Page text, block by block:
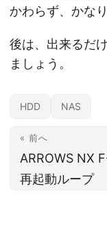
かわらず、かな
後は、出来るだ
ましょう。
HDD NAS
« 前へ
ARROWS NX
再起動ループ